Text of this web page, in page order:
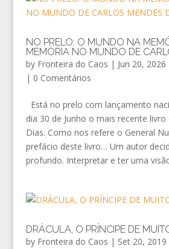
NO PRELO: O MUNDO NA
MEMÓRIA NO MUNDO DE
by Fronteira do Caos | Jun 20, 2026
| 0 Comentários
Está no prelo com lançamento
dia 30 de Junho o mais recente
Dias. Como nos refere o General
prefácio deste livro… Um autor
profundo. Interpretar e ter uma
DRÁCULA, O PRÍNCIPE DE
by Fronteira do Caos | Set 20, 2019